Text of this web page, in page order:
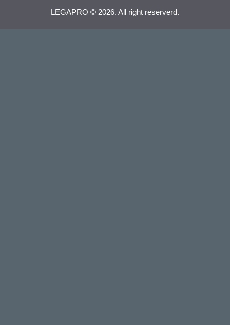
LEGAPRO © 2026. All right reserverd.